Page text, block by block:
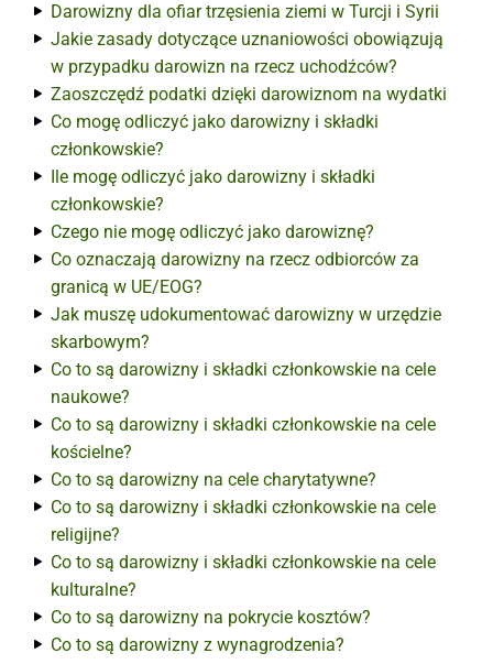
Darowizny dla ofiar trzęsienia ziemi w Turcji i Syrii
Jakie zasady dotyczące uznaniowości obowiązują
w przypadku darowizn na rzecz uchodźców?
Zaoszczędź podatki dzięki darowiznom na wydatki
Co mogę odliczyć jako darowizny i składki
członkowskie?
Ile mogę odliczyć jako darowizny i składki
członkowskie?
Czego nie mogę odliczyć jako darowiznę?
Co oznaczają darowizny na rzecz odbiorców za
granicą w UE/EOG?
Jak muszę udokumentować darowizny w urzędzie
skarbowym?
Co to są darowizny i składki członkowskie na cele
naukowe?
Co to są darowizny i składki członkowskie na cele
kościelne?
Co to są darowizny na cele charytatywne?
Co to są darowizny i składki członkowskie na cele
religijne?
Co to są darowizny i składki członkowskie na cele
kulturalne?
Co to są darowizny na pokrycie kosztów?
Co to są darowizny z wynagrodzenia?